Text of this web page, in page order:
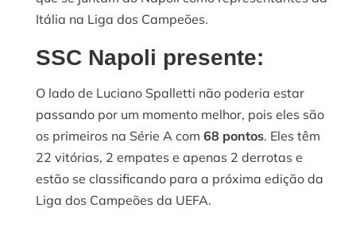
Itália na Liga dos Campeões.
SSC Napoli presente:
O lado de Luciano Spalletti não poderia estar
passando por um momento melhor, pois eles são
os primeiros na Série A com 68 pontos. Eles têm
22 vitórias, 2 empates e apenas 2 derrotas e
estão se classificando para a próxima edição da
Liga dos Campeões da UEFA.